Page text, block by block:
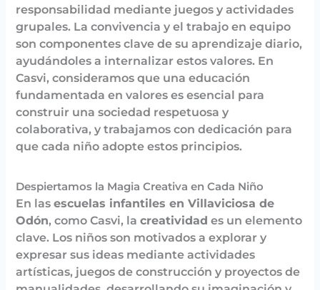
responsabilidad mediante juegos y actividades
grupales. La convivencia y el trabajo en equipo
son componentes clave de su aprendizaje diario,
ayudándoles a internalizar estos valores. En
Casvi, consideramos que una educación
fundamentada en valores es esencial para
construir una sociedad respetuosa y
colaborativa, y trabajamos con dedicación para
que cada niño adopte estos principios.
Despiertamos la Magia Creativa en Cada Niño
En lasescuelas infantiles en Villaviciosa de
Odón, como Casvi, lacreatividad es un elemento
clave. Los niños son motivados a explorar y
expresar sus ideas mediante actividades
artísticas, juegos de construcción y proyectos de